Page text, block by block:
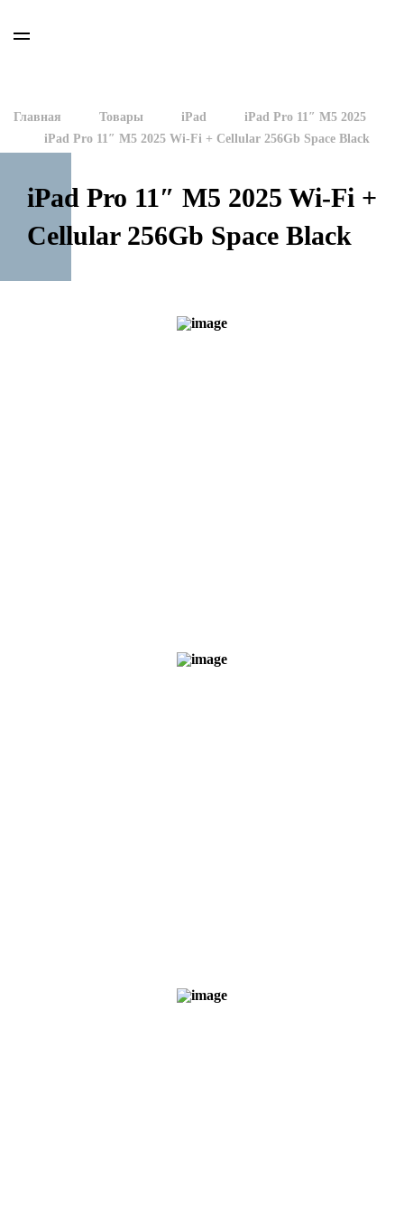
Главная Товары iPad
iPad Pro 11″ M5 2025
iPad Pro 11″ M5 2025 Wi-Fi + Cellular 256Gb Space Black
iPad Pro 11″ M5 2025 Wi-Fi +
Cellular 256Gb Space Black